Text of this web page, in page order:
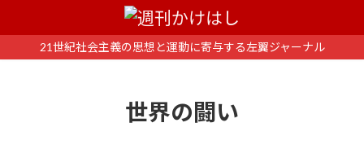
ン
ー
21世紀社会主義の思想と運動に寄与する左翼ジャーナル
世界の闘い